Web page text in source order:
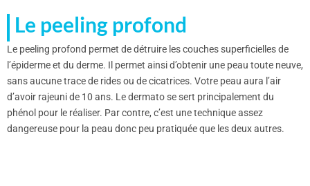
Le peeling profond
Le peeling profond permet de détruire les couches superficielles de
l’épiderme et du derme. Il permet ainsi d’obtenir une peau toute neuve,
sans aucune trace de rides ou de cicatrices. Votre peau aura l’air
d’avoir rajeuni de 10 ans. Le dermato se sert principalement du
phénol pour le réaliser. Par contre, c’est une technique assez
dangereuse pour la peau donc peu pratiquée que les deux autres.